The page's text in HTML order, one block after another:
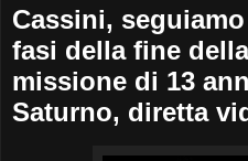
Cassini,
fasi della fine
missione di 13
Saturno, diretta